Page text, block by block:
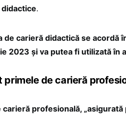
.
de carieră didactică se
2023 și va putea fi utilizată
primele de carieră
carieră profesională,